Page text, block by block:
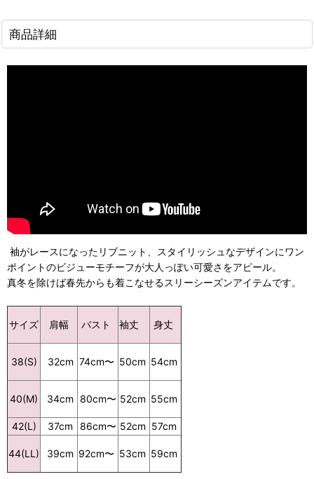
商品詳細
袖がレースになったリブニット、スタイリッシュなデザインにワン
ポイントのビジューモチーフが大人っぽい可愛さをアピール。
真冬を除けば春先からも着こなせるスリーシーズンアイテムです。
サイズ 肩幅 バスト 袖丈 身丈
38(S) 32cm 74cm〜 50cm 54cm
40(M) 34cm 80cm〜 52cm 55cm
42(L) 37cm 86cm〜 52cm 57cm
44(LL) 39cm 92cm〜 53cm 59cm